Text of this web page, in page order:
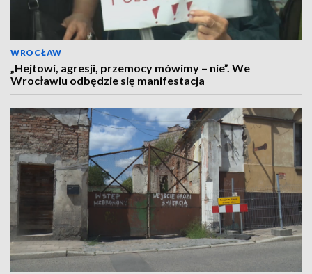
WROCŁAW
„Hejtowi, agresji, przemocy mówimy – nie”. We
Wrocławiu odbędzie się manifestacja